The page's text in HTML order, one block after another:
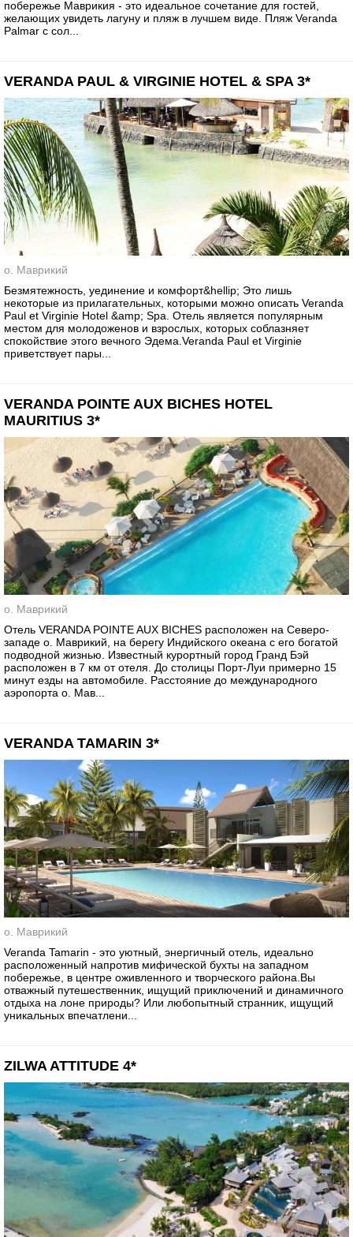
побережье Маврикия - это идеальное сочетание для гостей,
желающих увидеть лагуну и пляж в лучшем виде. Пляж Veranda
Palmar с сол...
VERANDA PAUL & VIRGINIE HOTEL & SPA 3*
о. Маврикий
Безмятежность, уединение и комфорт&hellip; Это лишь
некоторые из прилагательных, которыми можно описать Veranda
Paul et Virginie Hotel &amp; Spa. Отель является популярным
местом для молодоженов и взрослых, которых соблазняет
спокойствие этого вечного Эдема.Veranda Paul et Virginie
приветствует пары...
VERANDA POINTE AUX BICHES HOTEL
MAURITIUS 3*
о. Маврикий
Отель VERANDA POINTE AUX BICHES расположен на Северо-
западе о. Маврикий, на берегу Индийского океана с его богатой
подводной жизнью. Известный курортный город Гранд Бэй
расположен в 7 км от отеля. До столицы Порт-Луи примерно 15
минут езды на автомобиле. Расстояние до международного
аэропорта о. Мав...
VERANDA TAMARIN 3*
о. Маврикий
Veranda Tamarin - это уютный, энергичный отель, идеально
расположенный напротив мифической бухты на западном
побережье, в центре оживленного и творческого района.Вы
отважный путешественник, ищущий приключений и динамичного
отдыха на лоне природы? Или любопытный странник, ищущий
уникальных впечатлени...
ZILWA ATTITUDE 4*